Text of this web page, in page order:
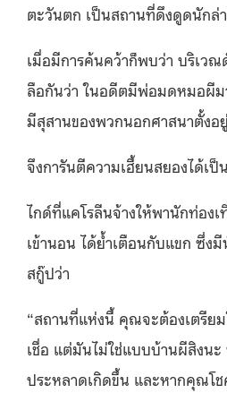
ตะวันตก เป็นสถานที่ดึงดูดนักล่
เมื่อมีการค้นคว้าก็พบว่า บริเวณ
ลือกันว่า ในอดีตมีพ่อมดหมอผีม
มีสุสานของพวกนอกศาสนาตั้งอ
จึงการันตีความเฮี้ยนสยองได้เป็
ไกด์ที่แคโรลีนจ้างให้พานักท่อง
เข้านอน ได้ย้ำเตือนกับแขก ซึ่ง
สกู๊ปว่า
“สถานที่แห่งนี้ คุณจะต้องเตรียม
เชื่อ แต่มันไม่ใช่แบบบ้านผีสิงนะ
ประหลาดเกิดขึ้น และหากคุณโ